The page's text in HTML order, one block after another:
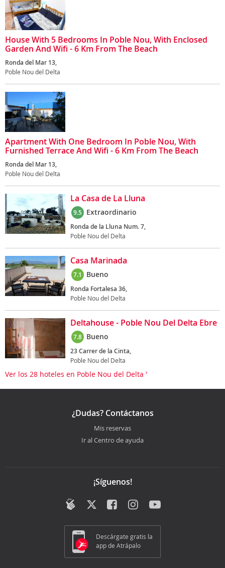
House With 5 Bedrooms In Poble Nou, With Enclosed
Garden And Wifi - 6 Km From The Beach
Ronda del Mar 13,
Poble Nou del Delta
Apartment With One Bedroom In Poble Nou, With
Furnished Terrace And Wifi - 6 Km From The Beach
Ronda del Mar 13,
Poble Nou del Delta
La Casa de La Lluna
9.5 Extraordinario
Ronda de la Lluna Num. 7,
Poble Nou del Delta
Casa Marinada
7.1 Bueno
Ronda Fortalesa 36,
Poble Nou del Delta
Deltahouse - Poble Nou Del Delta Ebre
7.8 Bueno
23 Carrer de la Cinta,
Poble Nou del Delta
Ver los 28 hoteles en Poble Nou del Delta
¿Dudas? Contáctanos
Mis reservas
Ir al Centro de ayuda
¡Síguenos!
Descárgate gratis la
app de Atrápalo